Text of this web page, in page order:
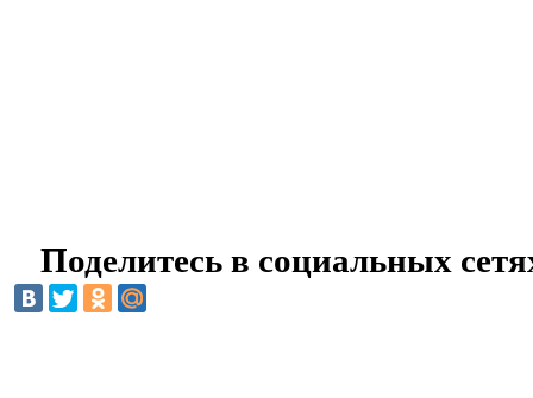
Поделитесь в социальных